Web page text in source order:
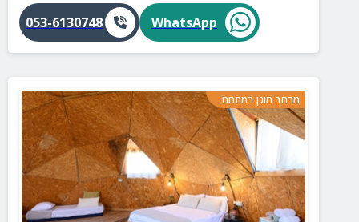
WhatsApp
053-6130748
מרחב מוגן במתחם